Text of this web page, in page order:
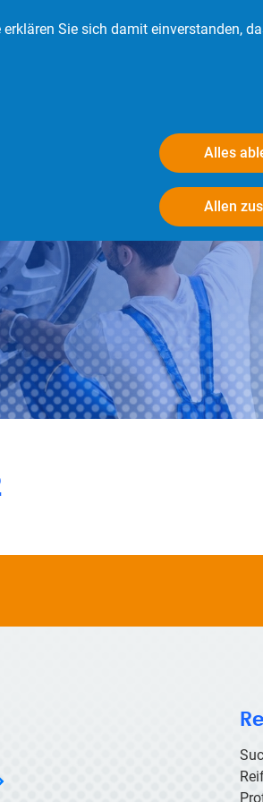
Sie sich damit einverstanden,
Alles
Allen